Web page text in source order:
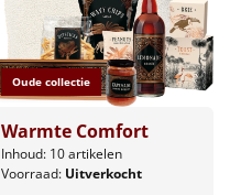
Oude collectie
Warmte Comfort
Inhoud: 10 artikelen
Voorraad: Uitverkocht